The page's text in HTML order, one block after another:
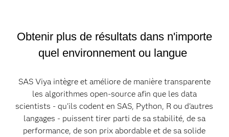
Obtenir plus de résultats dans n'importe
quel environnement ou langue
SAS Viya intègre et améliore de manière transparente
les algorithmes open-source afin que les data
scientists - qu'ils codent en SAS, Python, R ou d'autres
langages - puissent tirer parti de sa stabilité, de sa
performance, de son prix abordable et de sa solide